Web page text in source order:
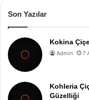
Son Yazılar
Kokina
Admin 7
Kohleria
Güzelliği